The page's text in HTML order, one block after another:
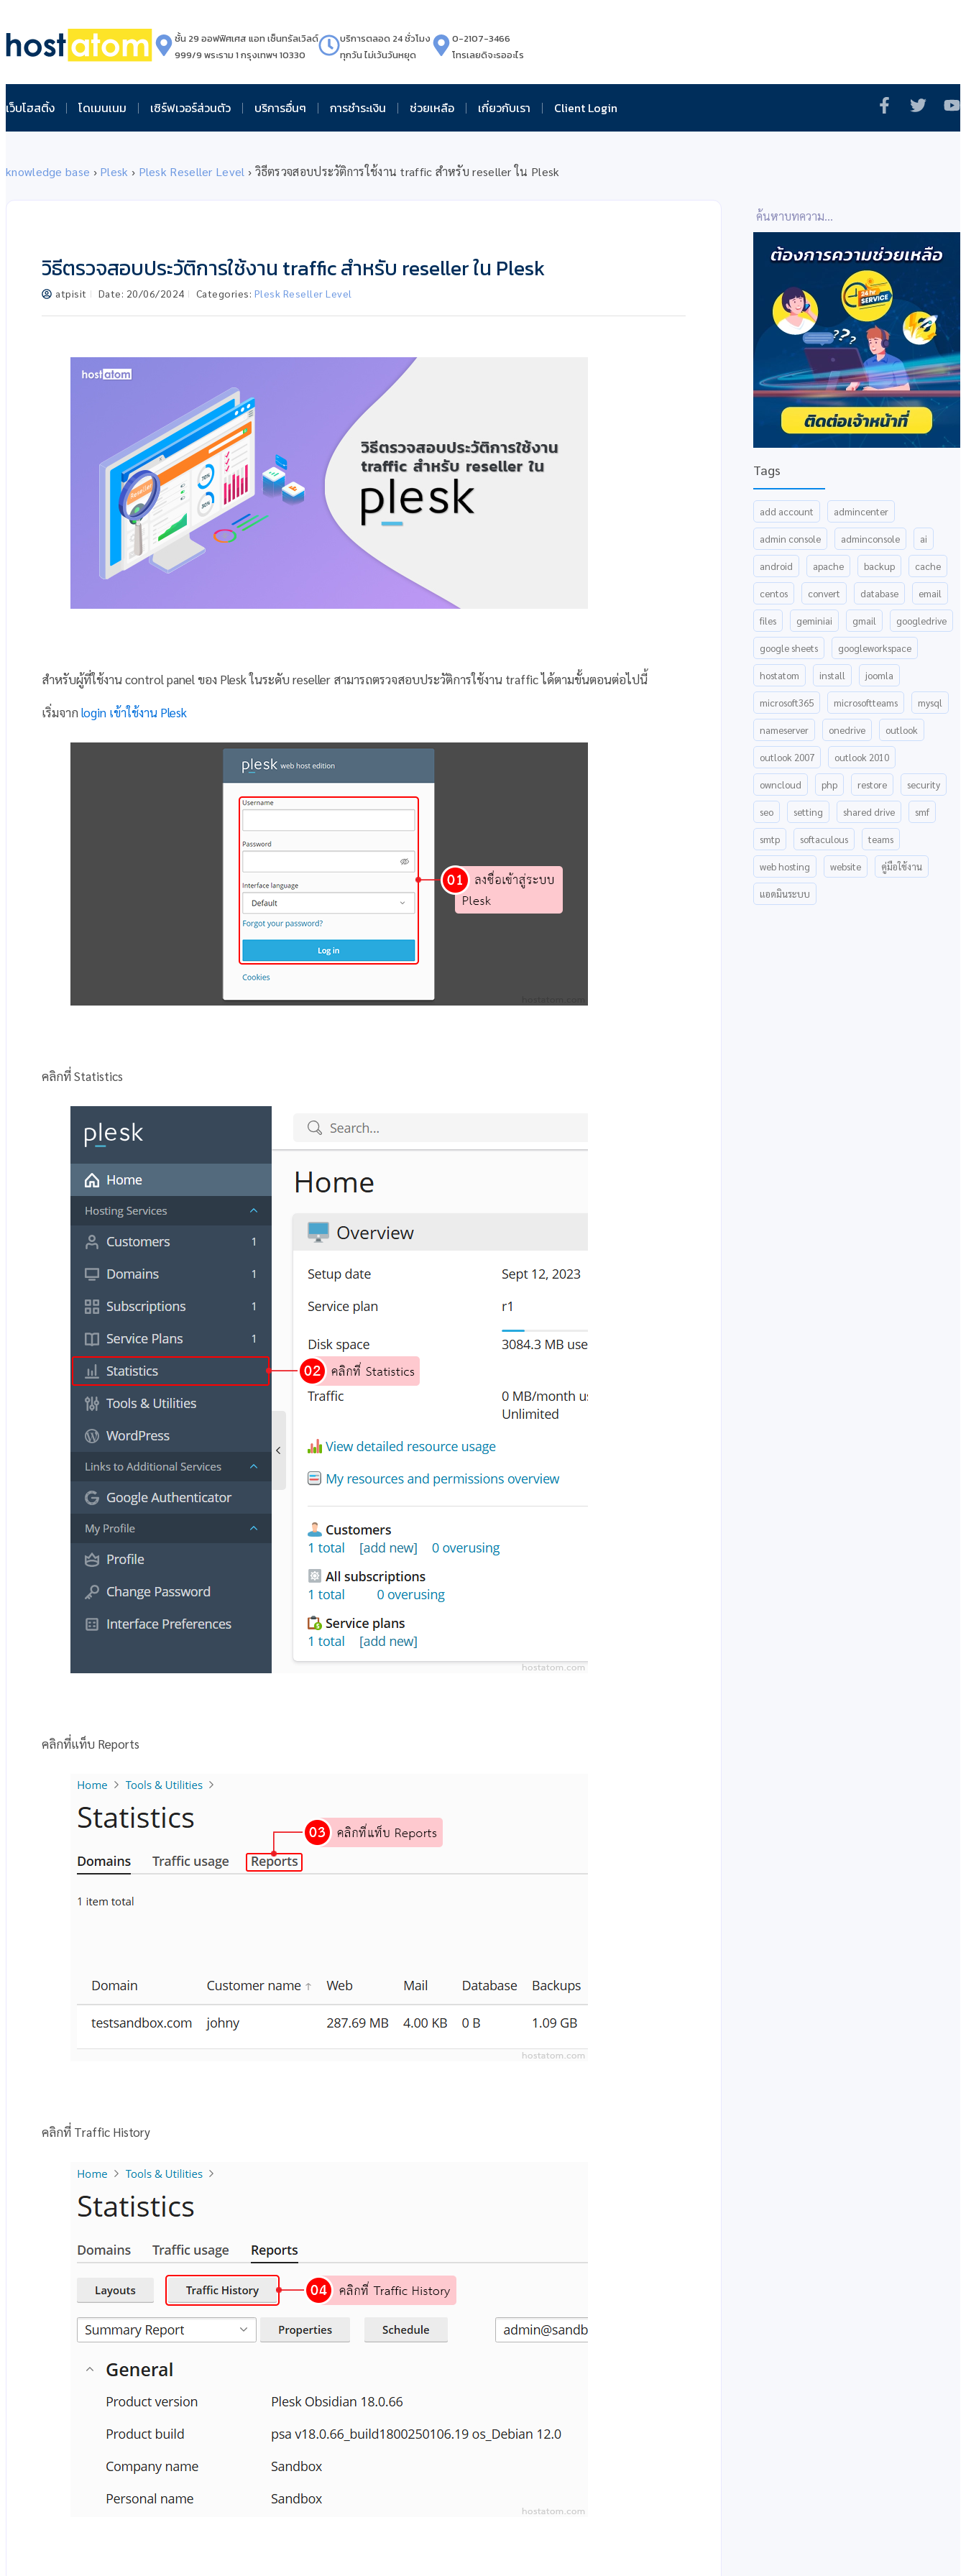
ชั้น 29 ออฟฟิศเศส แอท เซ็นทรัลเวิลด์
999/9 พระราม 1 กรุงเทพฯ 10330
บริการตลอด 24 ชั่วโมง
ทุกวัน ไม่เว้นวันหยุด
0-2107-3466
โทรเลยดิจะรออะไร
เว็บโฮสติ้ง โดเมนเนม เซิร์ฟเวอร์ส่วนตัว บริการอื่นๆ การชำระเงิน ช่วยเหลือ เกี่ยวกับเรา Client Login
knowledge base › Plesk › Plesk Reseller Level › วิธีตรวจสอบประวัติการใช้งาน traffic สำหรับ reseller ใน Plesk
วิธีตรวจสอบประวัติการใช้งาน traffic สำหรับ reseller ใน Plesk
atpisit Date: 20/06/2024 Categories: Plesk Reseller Level
สำหรับผู้ที่ใช้งาน control panel ของ Plesk ในระดับ reseller สามารถตรวจสอบประวัติการใช้งาน traffic ได้ตามขั้นตอนต่อไปนี้
เริ่มจาก login เข้าใช้งาน Plesk
คลิกที่ Statistics
คลิกที่แท็บ Reports
คลิกที่ Traffic History
Tags
add account admincenter
admin console adminconsole ai
android apache backup cache
centos convert database email
files geminiai gmail googledrive
google sheets googleworkspace
hostatom install joomla
microsoft365 microsoftteams mysql
nameserver onedrive outlook
outlook 2007 outlook 2010
owncloud php restore security
seo setting shared drive smf
smtp softaculous teams
web hosting website คู่มือใช้งาน
แอดมินระบบ